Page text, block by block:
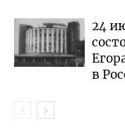
24
в